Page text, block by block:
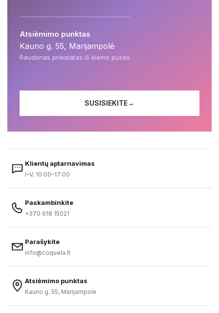
Atsiėmimo punktas
Kauno g. 55, Marijampolė
Raudonas priestatas iš kiemo pusės
SUSISIEKITE→
Klientų aptarnavimas
I–V, 10:00–17:00
Paskambinkite
+370 618 15021
Parašykite
info@coquela.lt
Atsiėmimo punktas
Kauno g. 55, Marijampolė